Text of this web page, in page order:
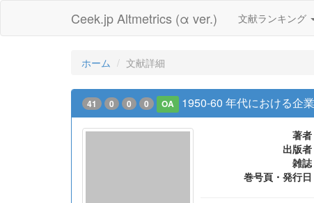
Ceek.jp Altmetrics (α ver.) 文献ランキング
ホーム 文献詳細
41 0 0 0 OA 1950-60 年代における企
著者
出版者
雑誌
巻号頁・発行日